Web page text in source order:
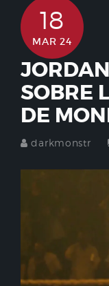
18
MAR 24
SOBRE
DE
darkmonstr